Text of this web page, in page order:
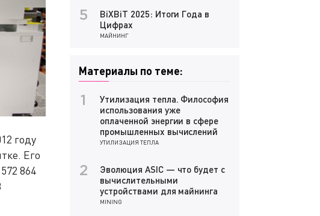
году
Его
864
5
BiXBiT 2025: Итоги Года в
Цифрах
МАЙНИНГ
Материалы по теме:
1
Утилизация тепла. Философия
использования уже
оплаченной энергии в сфере
промышленных вычислений
УТИЛИЗАЦИЯ ТЕПЛА
2
Эволюция ASIC — что будет с
вычислительными
устройствами для майнинга
MINING